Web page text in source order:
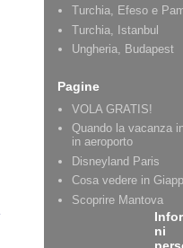
Turchia, Efeso e
Turchia, Istanbul
Ungheria, Budapest
Pagine
VOLA GRATIS!
Quando la vacanza
in aeroporto
Disneyland Paris
Cosa vedere in
Scoprire Mantova
ni